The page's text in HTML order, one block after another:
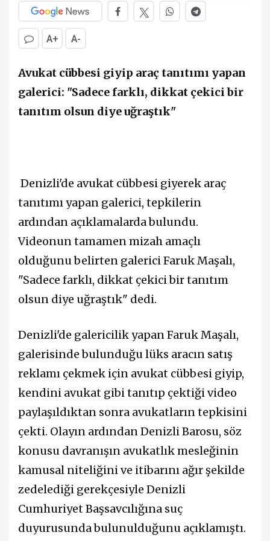
A+ A-
Avukat cübbesi giyip araç tanıtımı yapan
galerici: "Sadece farklı, dikkat çekici bir
tanıtım olsun diye uğraştık"
Denizli'de avukat cübbesi giyerek araç
tanıtımı yapan galerici, tepkilerin
ardından açıklamalarda bulundu.
Videonun tamamen mizah amaçlı
olduğunu belirten galerici Faruk Maşalı,
"Sadece farklı, dikkat çekici bir tanıtım
olsun diye uğraştık" dedi.
Denizli'de galericilik yapan Faruk Maşalı,
galerisinde bulunduğu lüks aracın satış
reklamı çekmek için avukat cübbesi giyip,
kendini avukat gibi tanıtıp çektiği video
paylaşıldıktan sonra avukatların tepkisini
çekti. Olayın ardından Denizli Barosu, söz
konusu davranışın avukatlık mesleğinin
kamusal niteliğini ve itibarını ağır şekilde
zedelediği gerekçesiyle Denizli
Cumhuriyet Başsavcılığına suç
duyurusunda bulunulduğunu açıklamıştı.